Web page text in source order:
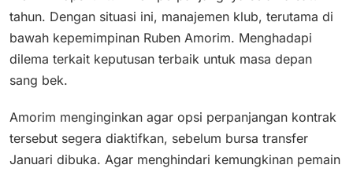
tahun. Dengan situasi ini, manajemen klub, terutama di
bawah kepemimpinan Ruben Amorim. Menghadapi
dilema terkait keputusan terbaik untuk masa depan
sang bek. ​
Amorim menginginkan agar opsi perpanjangan kontrak
tersebut segera diaktifkan, sebelum bursa transfer
Januari dibuka. Agar menghindari kemungkinan pemain